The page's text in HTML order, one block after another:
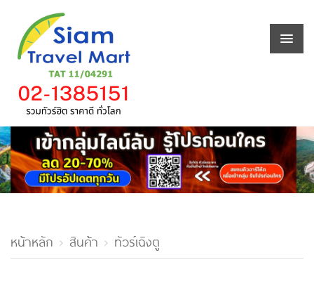
หน้าหลัก สินค้า ทัวร์เฉิงตู